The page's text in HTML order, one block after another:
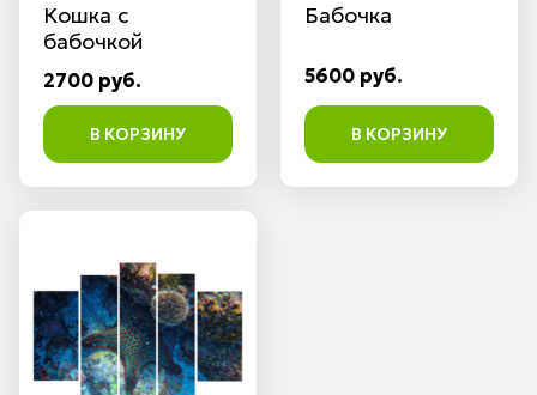
Кошка с
бабочкой
2700 руб.
В КОРЗИНУ
Бабочка
5600 руб.
В КОРЗИНУ